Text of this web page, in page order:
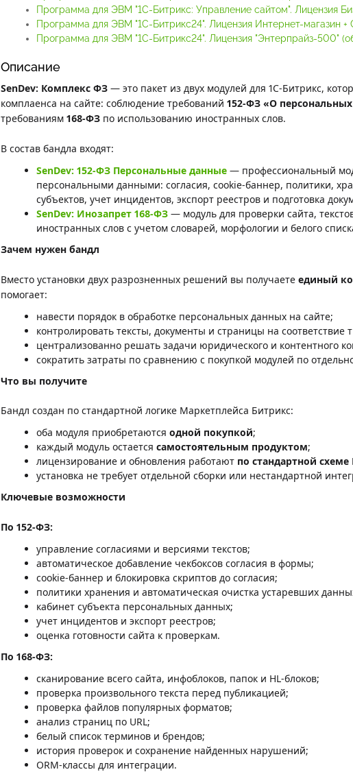
Программа для ЭВМ "1С-Битрикс: Управление сайтом". Лицензия
Программа для ЭВМ "1С-Битрикс24". Лицензия Интернет-магазин +
Программа для ЭВМ "1С-Битрикс24". Лицензия "Энтерпрайз-500"
Описание
SenDev: Комплекс ФЗ— это пакет из двух модулей для 1С-Битрикс,
комплаенса на сайте: соблюдение требований 152-ФЗ «О
требованиям 168-ФЗпо использованию иностранных слов.
В состав бандла входят:
SenDev: 152-ФЗ Персональные данные— профессиональный
персональными данными: согласия, cookie-баннер, политики,
субъектов, учет инцидентов, экспорт реестров и подготовка
SenDev: Инозапрет 168-ФЗ— модуль для проверки сайта,
иностранных слов с учетом словарей, морфологии и белого
Зачем нужен бандл
Вместо установки двух разрозненных решений вы получаете единый
помогает:
навести порядок в обработке персональных данных на сайте;
контролировать тексты, документы и страницы на соответствие
централизованно решать задачи юридического и контентного
сократить затраты по сравнению с покупкой модулей по
Что вы получите
Бандл создан по стандартной логике Маркетплейса Битрикс:
оба модуля приобретаются одной покупкой;
каждый модуль остается самостоятельным продуктом;
лицензирование и обновления работают по стандартной
установка не требует отдельной сборки или нестандартной
Ключевые возможности
По 152-ФЗ:
управление согласиями и версиями текстов;
автоматическое добавление чекбоксов согласия в формы;
cookie-баннер и блокировка скриптов до согласия;
политики хранения и автоматическая очистка устаревших
кабинет субъекта персональных данных;
учет инцидентов и экспорт реестров;
оценка готовности сайта к проверкам.
По 168-ФЗ:
сканирование всего сайта, инфоблоков, папок и HL-блоков;
проверка произвольного текста перед публикацией;
проверка файлов популярных форматов;
анализ страниц по URL;
белый список терминов и брендов;
история проверок и сохранение найденных нарушений;
ORM-классы для интеграции.